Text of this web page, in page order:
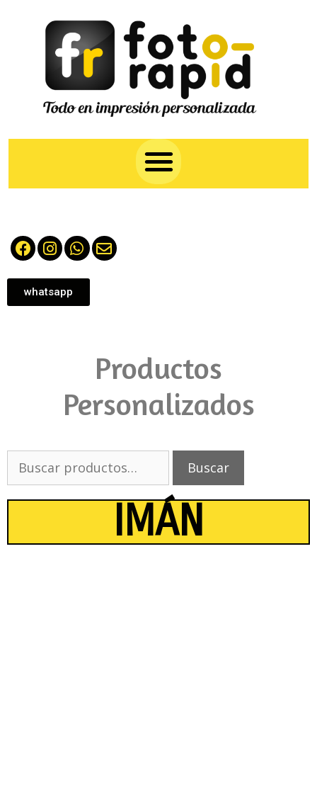
whatsapp
Productos
Personalizados
Buscar
IMÁN